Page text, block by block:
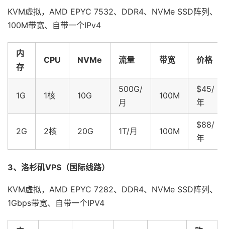
KVM虚拟，AMD EPYC 7532、DDR4、NVMe SSD阵列、
100M带宽、自带一个IPv4
内
存
CPU NVMe 流量 带宽 价格
1G 1核 10G
500G/
月
100M
$45/
年
2G 2核 20G 1T/月 100M
$88/
年
3、洛杉矶VPS（国际线路）
KVM虚拟，AMD EPYC 7282、DDR4、NVMe SSD阵列、
1Gbps带宽、自带一个IPV4